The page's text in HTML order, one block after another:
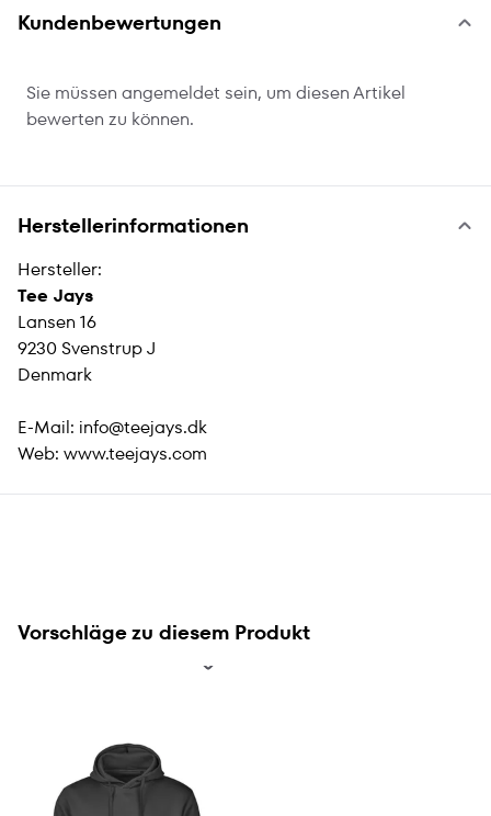
Kundenbewertungen
Sie müssen angemeldet sein, um diesen Artikel
bewerten zu können.
Herstellerinformationen
Hersteller:
Tee Jays
Lansen 16
9230 Svenstrup J
Denmark
E-Mail: info@teejays.dk
Web: www.teejays.com
Vorschläge zu diesem Produkt